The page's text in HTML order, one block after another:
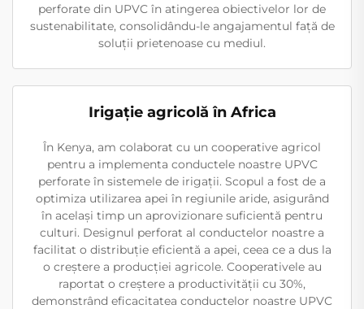
perforate din UPVC în atingerea obiectivelor lor de
sustenabilitate, consolidându-le angajamentul față de
soluții prietenoase cu mediul.
Irigație agricolă în Africa
În Kenya, am colaborat cu un cooperative agricol
pentru a implementa conductele noastre UPVC
perforate în sistemele de irigații. Scopul a fost de a
optimiza utilizarea apei în regiunile aride, asigurând
în același timp un aprovizionare suficientă pentru
culturi. Designul perforat al conductelor noastre a
facilitat o distribuție eficientă a apei, ceea ce a dus la
o creștere a producției agricole. Cooperativele au
raportat o creștere a productivității cu 30%,
demonstrând eficacitatea conductelor noastre UPVC